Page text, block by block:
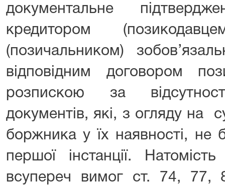
документальне
кредитором
(позичальником)
відповідним договором
розпискою за
документів, які, з огляду на
боржника у їх наявності, не
першої інстанції.
всупереч вимог ст. 74, 77,